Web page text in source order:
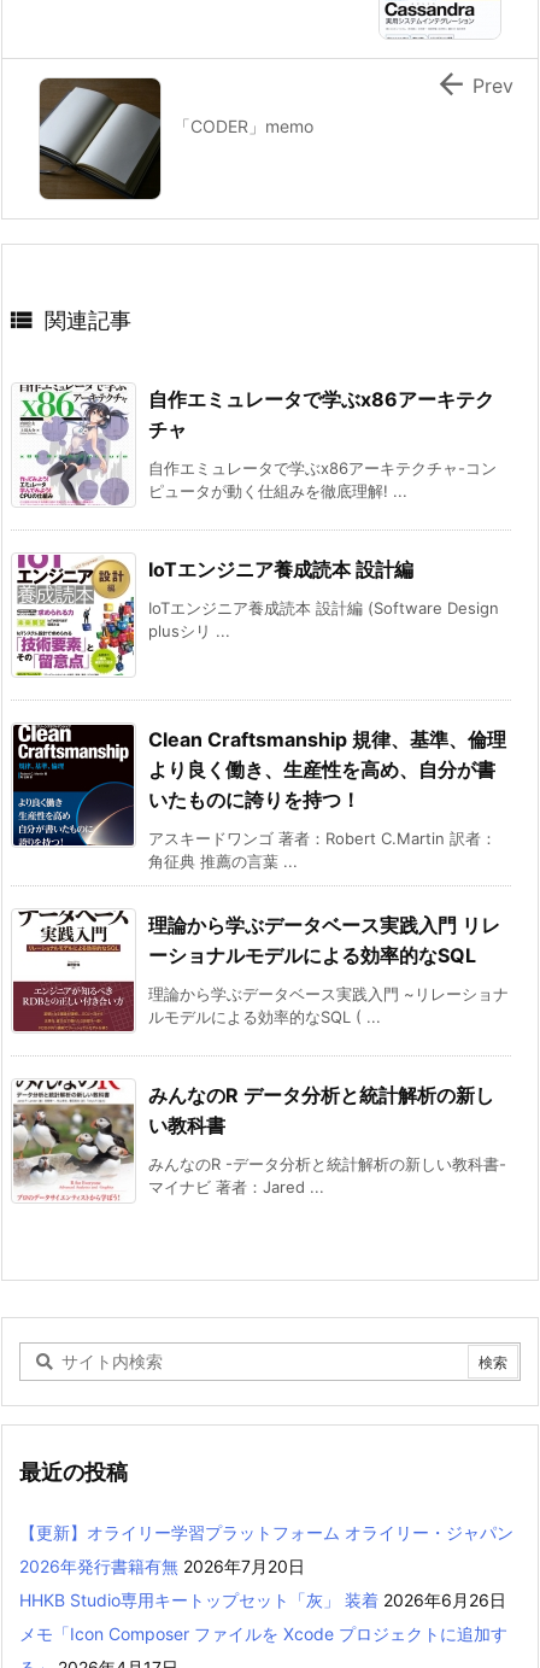
「CODER」memo
 Prev
 関連記事
自作エミュレータで学ぶx86アーキテク
チャ
自作エミュレータで学ぶx86アーキテクチャ-コン
ピュータが動く仕組みを徹底理解! ...
IoTエンジニア養成読本 設計編
IoTエンジニア養成読本 設計編 (Software Design
plusシリ ...
Clean Craftsmanship 規律、基準、倫理
より良く働き、生産性を高め、自分が書
いたものに誇りを持つ！
アスキードワンゴ 著者：Robert C.Martin 訳者：
角征典 推薦の言葉 ...
理論から学ぶデータベース実践入門 リレ
ーショナルモデルによる効率的なSQL
理論から学ぶデータベース実践入門 ~リレーショナ
ルモデルによる効率的なSQL ( ...
みんなのR データ分析と統計解析の新し
い教科書
みんなのR -データ分析と統計解析の新しい教科書-
マイナビ 著者：Jared ...
最近の投稿
【更新】オライリー学習プラットフォーム オライリー・ジャパン
2026年発行書籍有無 2026年7月20日
HHKB Studio専用キートップセット「灰」 装着 2026年6月26日
メモ「Icon Composer ファイルを Xcode プロジェクトに追加す